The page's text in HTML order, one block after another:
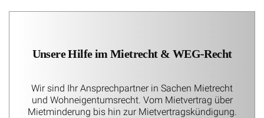
Unsere Hilfe im Mietrecht & WEG-Recht
Wir sind Ihr Ansprechpartner in Sachen Mietrecht
und Wohneigentumsrecht. Vom Mietvertrag über
Mietminderung bis hin zur Mietvertragskündigung.